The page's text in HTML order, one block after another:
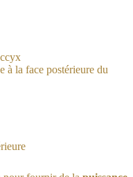
à la face postérieure du